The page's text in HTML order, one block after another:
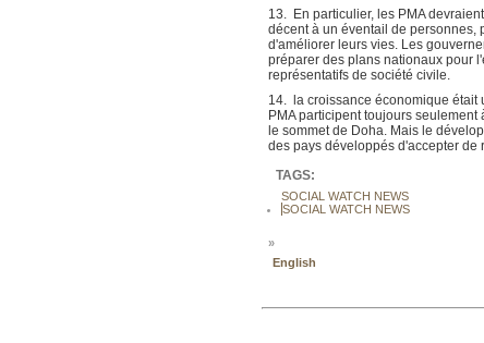
13. En particulier, les PMA
décent à un éventail de personnes,
d'améliorer leurs vies. Les
préparer des plans nationaux pour
représentatifs de société civile.
14. la croissance économique était
PMA participent toujours
le sommet de Doha. Mais le
des pays développés d'accepter de
TAGS:
SOCIAL WATCH NEWS
SOCIAL WATCH NEWS
»
English